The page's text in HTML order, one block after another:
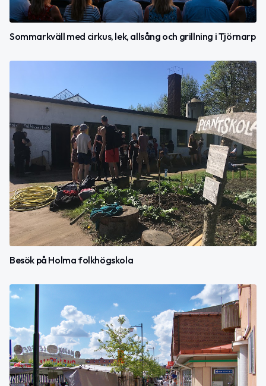
Sommarkväll med cirkus, lek, allsång och grillning i Tjörnarp
Besök på Holma folkhögskola